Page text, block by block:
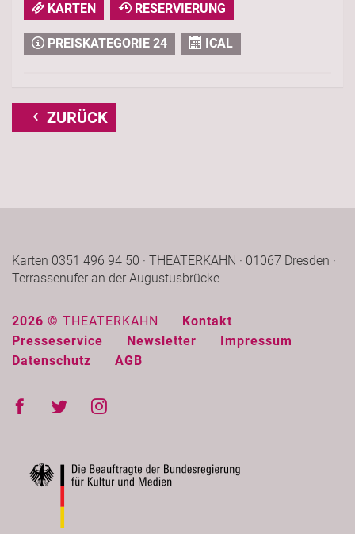
KARTEN RESERVIERUNG
PREISKATEGORIE 24 ICAL
ZURÜCK
Karten 0351 496 94 50 · THEATERKAHN · 01067 Dresden ·
Terrassenufer an der Augustusbrücke
2026 © THEATERKAHN
Kontakt
Presseservice
Newsletter
Impressum
Datenschutz
AGB